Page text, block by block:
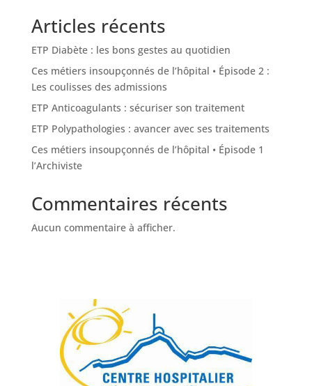
Articles récents
ETP Diabète : les bons gestes au quotidien
Ces métiers insoupçonnés de l’hôpital • Épisode 2 :
Les coulisses des admissions
ETP Anticoagulants : sécuriser son traitement
ETP Polypathologies : avancer avec ses traitements
Ces métiers insoupçonnés de l’hôpital • Épisode 1
l’Archiviste
Commentaires récents
Aucun commentaire à afficher.